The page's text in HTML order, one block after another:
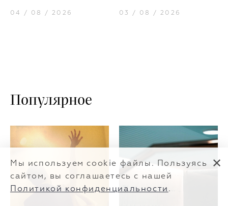
04 / 08 / 2026 03 / 08 / 2026
Популярное
Мы используем cookie файлы. Пользуясь
сайтом, вы соглашаетесь с нашей
Политикой конфиденциальности .
✕